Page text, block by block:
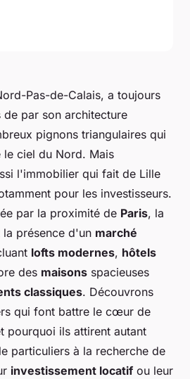
Pas-de-Calais, a toujours
par son architecture
pignons triangulaires qui
le ciel du Nord. Mais
l'immobilier qui fait de Lille
pour les investisseurs.
par la proximité de Paris, la
la présence d'un marché
lofts modernes, hôtels
des maisons spacieuses
classiques. Découvrons
qui font battre le cœur de
pourquoi ils attirent autant
particuliers à la recherche de
investissement locatifou leur